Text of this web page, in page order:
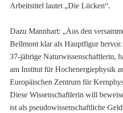
Arbeitstitel lautet „Die Lücken“.
Dazu Mannhart: „Aus den
Bellmont klar als Hauptfigur
37-jährige Naturwissenschaftlerin,
am Institut für Hochenergiephysik
Europäischen Zentrum für
Diese Wissenschaftlerin will
ist als pseudowissenschaftliche